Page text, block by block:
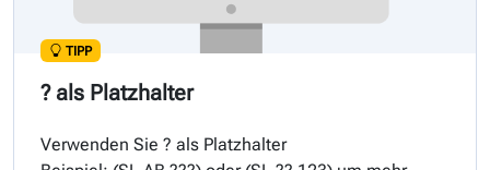
TIPP
? als Platzhalter
Verwenden Sie ? als Platzhalter